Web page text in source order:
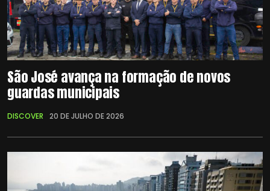
São José avança na formação de novos
guardas municipais
DISCOVER 20 DE JULHO DE 2026